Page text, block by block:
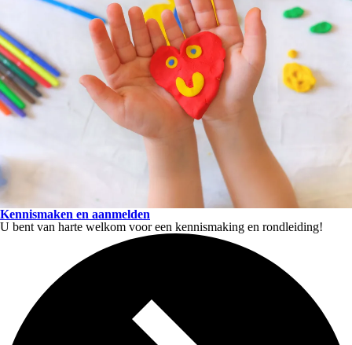
Kennismaken en aanmelden
U bent van harte welkom voor een kennismaking en rondleiding!